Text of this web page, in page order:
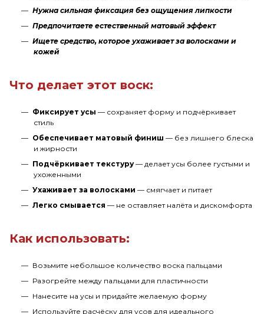
Нужна сильная фиксация без ощущения липкости
Предпочитаете естественный матовый эффект
Ищете средство, которое ухаживает за волосками и
кожей
Что делает этот воск:
Фиксирует усы — сохраняет форму и подчёркивает
стиль
Обеспечивает матовый финиш — без лишнего блеска
и жирности
Подчёркивает текстуру— делает усы более густыми и
ухоженными
Ухаживает за волосками — смягчает и питает
Легко смывается — не оставляет налёта и дискомфорта
Как использовать:
Возьмите небольшое количество воска пальцами
Разогрейте между пальцами для пластичности
Нанесите на усы и придайте желаемую форму
Используйте расчёску для усов для идеального